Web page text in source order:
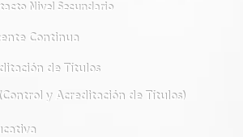
Nivel Secundario
Continua
de Títulos
y Acreditación de Títulos)